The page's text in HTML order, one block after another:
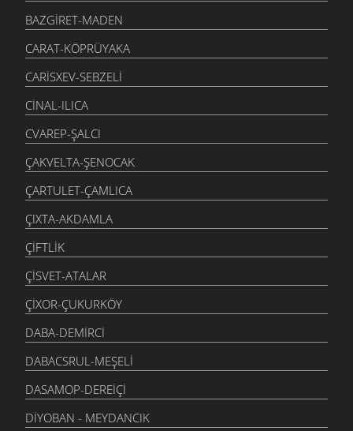
BAZGIRET-MADEN
CARAT-KÖPRÜYAKA
CARISXEV-SEBZELI
CINAL-ILICA
CVAREP-ŞALCI
ÇAKVELTA-ŞENOCAK
ÇARTULET-ÇAMLICA
ÇIXTA-AKDAMLA
ÇIFTLIK
ÇISVET-ATALAR
ÇIXOR-ÇUKURKÖY
DABA-DEMIRCI
DABACSRUL-MEŞELI
DASAMOP-DEREIÇI
DIYOBAN - MEYDANCIK